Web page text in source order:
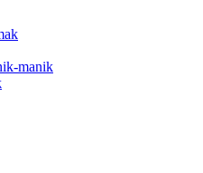
manik